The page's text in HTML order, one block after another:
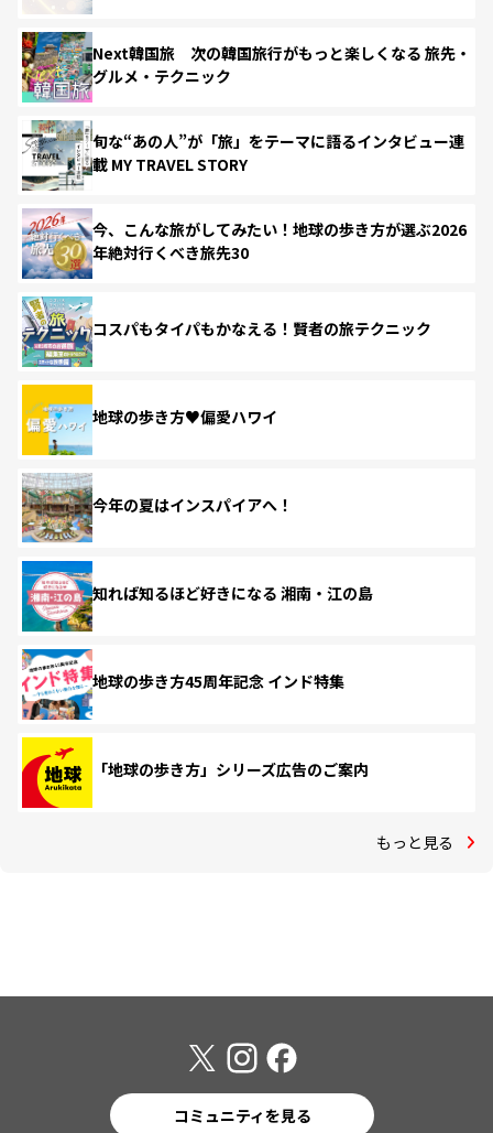
Next韓国旅 次の韓国旅行がもっと楽しくなる 旅先・
グルメ・テクニック
旬な“あの人”が「旅」をテーマに語るインタビュー連
載 MY TRAVEL STORY
今、こんな旅がしてみたい！地球の歩き方が選ぶ2026
年絶対行くべき旅先30
コスパもタイパもかなえる！賢者の旅テクニック
地球の歩き方♥偏愛ハワイ
今年の夏はインスパイアへ！
知れば知るほど好きになる 湘南・江の島
地球の歩き方45周年記念 インド特集
「地球の歩き方」シリーズ広告のご案内
もっと見る
コミュニティを見る